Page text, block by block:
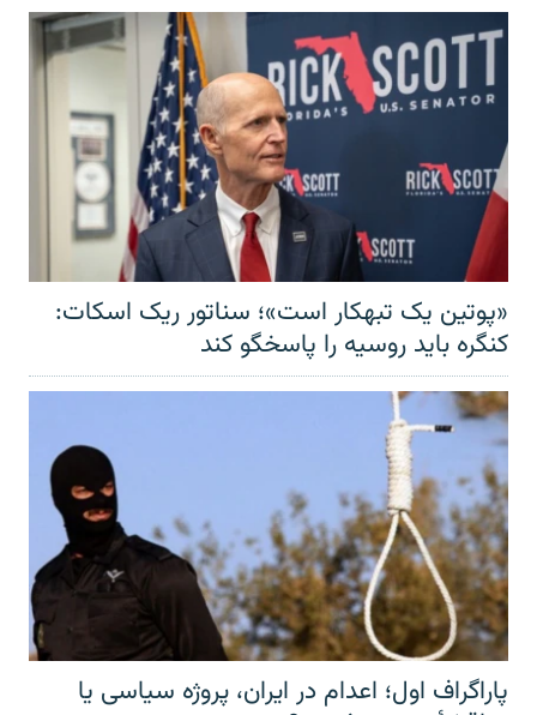
«پوتین یک تبهکار است»؛ سناتور ریک اسکات:
کنگره باید روسیه را پاسخگو کند
پاراگراف اول؛ اعدام در ایران، پروژه سیاسی یا